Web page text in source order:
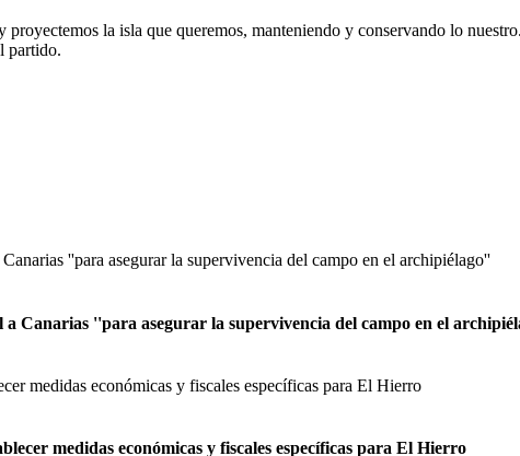
la isla que queremos, manteniendo y conservando lo
partido.
Canarias ''para asegurar la supervivencia del campo en el
medidas económicas y fiscales específicas para El Hierro